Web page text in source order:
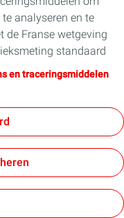
aankoop
analyseren en te
de Franse wetgeving
standaard
op elk
cookies beheren”
Als u op "Ik
cookies worden
werking van de site.
"Charter voor
en traceringsmiddelen